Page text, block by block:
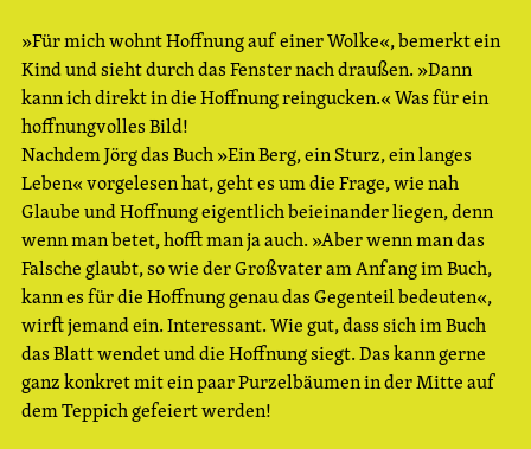
»Für mich wohnt Hoffnung auf einer Wolke«, bemerkt ein
Kind und sieht durch das Fenster nach draußen. »Dann
kann ich direkt in die Hoffnung reingucken.« Was für ein
hoffnungvolles Bild!
Nachdem Jörg das Buch »Ein Berg, ein Sturz, ein langes
Leben« vorgelesen hat, geht es um die Frage, wie nah
Glaube und Hoffnung eigentlich beieinander liegen, denn
wenn man betet, hofft man ja auch. »Aber wenn man das
Falsche glaubt, so wie der Großvater am Anfang im Buch,
kann es für die Hoffnung genau das Gegenteil bedeuten«,
wirft jemand ein. Interessant. Wie gut, dass sich im Buch
das Blatt wendet und die Hoffnung siegt. Das kann gerne
ganz konkret mit ein paar Purzelbäumen in der Mitte auf
dem Teppich gefeiert werden!